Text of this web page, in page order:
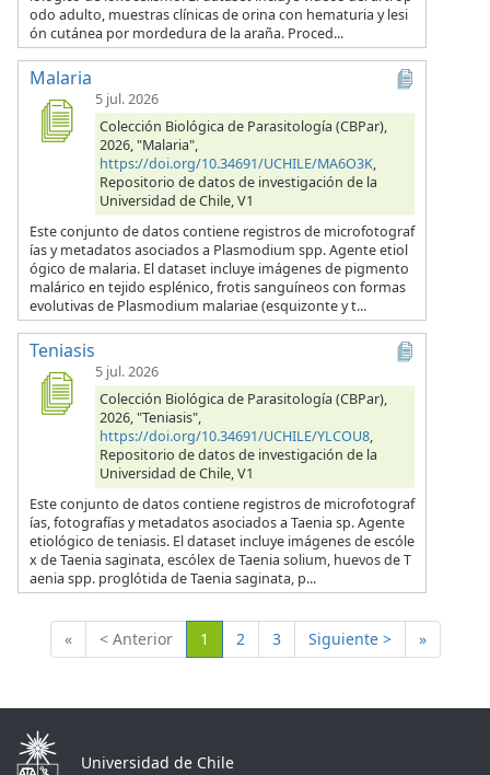
odo adulto, muestras clínicas de orina con hematuria y lesi
ón cutánea por mordedura de la araña. Proced...
Malaria
5 jul. 2026
Colección Biológica de Parasitología (CBPar),
2026, "Malaria",
https://doi.org/10.34691/UCHILE/MA6O3K,
Repositorio de datos de investigación de la
Universidad de Chile, V1
Este conjunto de datos contiene registros de microfotograf
ías y metadatos asociados a Plasmodium spp. Agente etiol
ógico de malaria. El dataset incluye imágenes de pigmento
malárico en tejido esplénico, frotis sanguíneos con formas
evolutivas de Plasmodium malariae (esquizonte y t...
Teniasis
5 jul. 2026
Colección Biológica de Parasitología (CBPar),
2026, "Teniasis",
https://doi.org/10.34691/UCHILE/YLCOU8,
Repositorio de datos de investigación de la
Universidad de Chile, V1
Este conjunto de datos contiene registros de microfotograf
ías, fotografías y metadatos asociados a Taenia sp. Agente
etiológico de teniasis. El dataset incluye imágenes de escóle
x de Taenia saginata, escólex de Taenia solium, huevos de T
aenia spp. proglótida de Taenia saginata, p...
« < Anterior 1 (Actual)
2 3 Siguiente > »
Universidad de Chile